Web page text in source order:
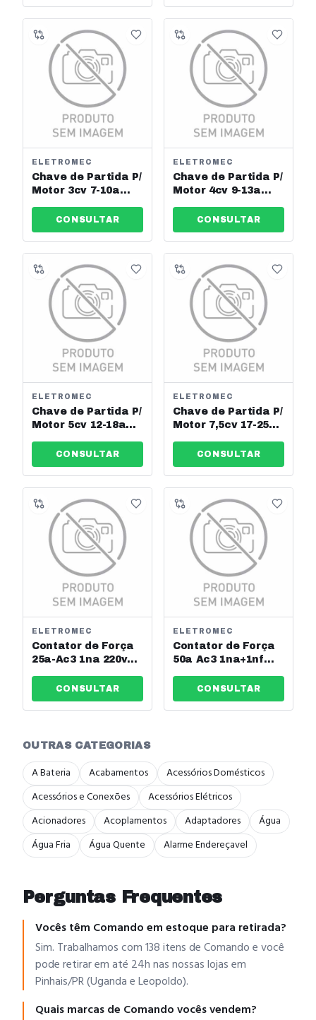
ELETROMEC
Chave de Partida P/
Motor 3cv 7-10a
Elcp-9-220v
CONSULTAR
ELETROMEC
Chave de Partida P/
Motor 4cv 9-13a
Elcp-12-220v
CONSULTAR
ELETROMEC
Chave de Partida P/
Motor 5cv 12-18a
Elcp-18-220v
CONSULTAR
ELETROMEC
Chave de Partida P/
Motor 7,5cv 17-25a
Elcp-25-220v
CONSULTAR
ELETROMEC
Contator de Força
25a-Ac3 1na 220v
Ref: Elct25-10-220v
CONSULTAR
ELETROMEC
Contator de Força
50a Ac3 1na+1nf
Eletromec Ref:
Elct50-11-220v
CONSULTAR
OUTRAS CATEGORIAS
A Bateria Acabamentos
Acessórios Domésticos
Acessórios e Conexões
Acessórios Elétricos
Acionadores
Acoplamentos Adaptadores
Água
Água Fria
Água Quente Alarme Endereçavel
Perguntas Frequentes
Vocês têm Comando em estoque para retirada?
Sim. Trabalhamos com 138 itens de Comando e você
pode retirar em até 24h nas nossas lojas em
Pinhais/PR (Uganda e Leopoldo).
Quais marcas de Comando vocês vendem?